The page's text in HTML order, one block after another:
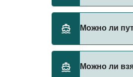
паромы.
Можно ли
Можно ли